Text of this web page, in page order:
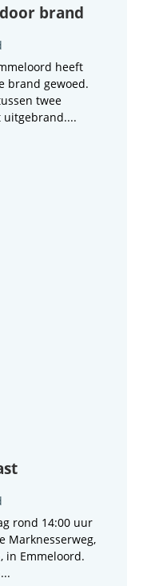
brand
heeft
brand gewoed.
twee
uitgebrand....
rond 14:00 uur
Marknesserweg,
in Emmeloord.